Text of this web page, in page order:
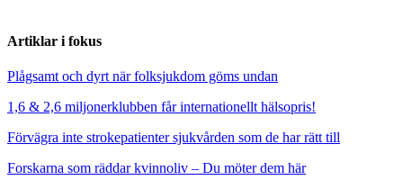
Artiklar i fokus
Plågsamt och dyrt när folksjukdom göms undan
1,6 & 2,6 miljonerklubben får internationellt hälsopris!
Förvägra inte strokepatienter sjukvården som de har rätt till
Forskarna som räddar kvinnoliv – Du möter dem här